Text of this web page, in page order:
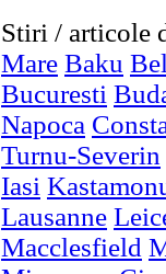
Stiri / articole
Mare Baku
Bucuresti
Napoca
Turnu-Severin
Iasi
Lausanne
Macclesfield